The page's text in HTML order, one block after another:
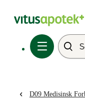
D09 Medisinsk